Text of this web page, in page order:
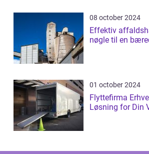
08 october 2024
Effektiv
nøgle til en
01 october 2024
Flyttefirma
Løsning for Din